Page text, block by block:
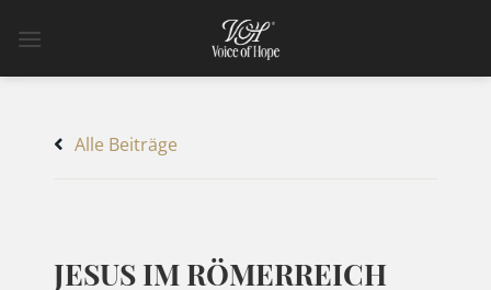
Inhalt
Alle Beiträge
JESUS IM RÖMERREICH